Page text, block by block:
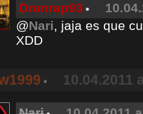
Dranrap93
@Nari, jaja es que
XDD
10.04.2011